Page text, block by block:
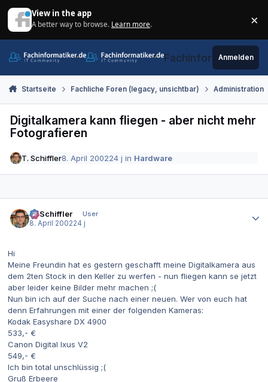
View in the app
A better way to browse. Learn more. ×
Fachinformatiker.de
Anmelden
Startseite Fachliche Foren (legacy, unsichtbar) Administration
Digitalkamera kann fliegen - aber nicht mehr
Fotografieren
T. Schiffler8. April 200224 j in Hardware
T. Schiffler
User
8. April 200224 j
Hi
Meine Freundin hat es gestern geschafft meine Digitalkamera aus
dem 2ten Stock in den Keller zu werfen - nun fliegen kann se jetzt
aber leider keine Bilder mehr machen ;(
Nun bin ich auf der Suche nach einer neuen. Wer von euch hat
denn Erfahrungen mit einer der folgenden Kameras:
Kodak Easyshare DX 4900
533,- €
Canon Digital Ixus V2
549,- €
Ich bin total unschlüssig ;(
Gruß Erbeere